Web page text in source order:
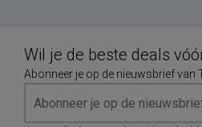
Wil je de beste deals
Abonneer je op de nieuwsbrief van